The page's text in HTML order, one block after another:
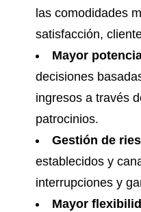
las comodidades
satisfacción,
Mayor
decisiones
ingresos a través
patrocinios.
Gestión de
establecidos y
interrupciones y
Mayor